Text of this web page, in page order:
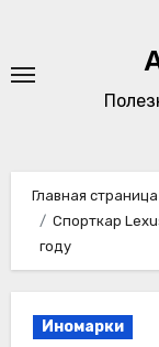
содержимому
Главная страница
Спорткар
году
Иномарки